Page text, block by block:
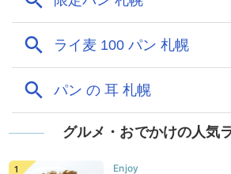
グルメ・おでかけの人気